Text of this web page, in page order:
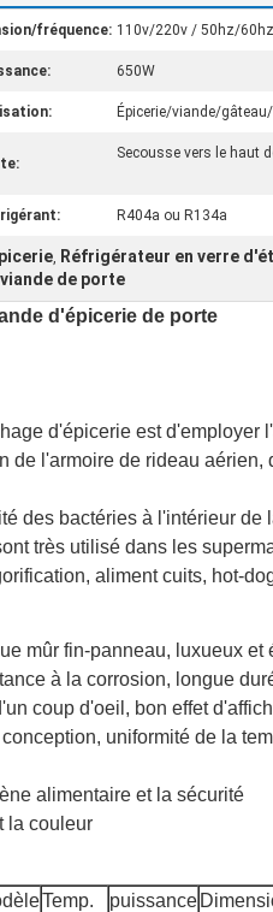
fréquence: 110v/220v / 50hz/60hz
650W
Épicerie/viande/
Secousse vers le haut
R404a ou R134a
, Réfrigérateur en verre
de porte
d'épicerie de porte
d'épicerie est d'employer
de l'armoire de rideau
des bactéries à l'intérieur
très utilisé dans les
aliment cuits, hot-
mûr fin-panneau, luxueux et
à la corrosion, longue
coup d'oeil, bon effet
uniformité de la
alimentaire et la sécurité
la couleur
Temp.
puissance